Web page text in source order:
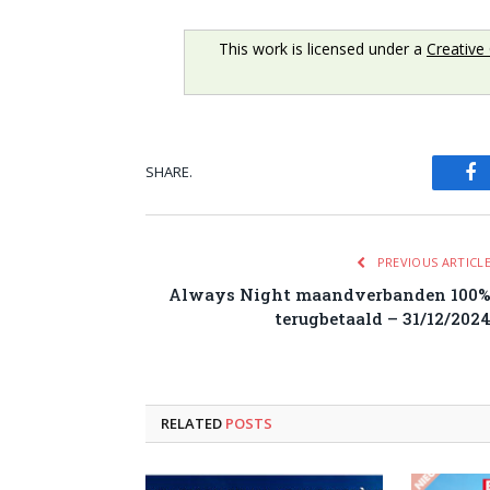
This work is licensed under a
SHARE.
PREVIOUS ARTICLE
Always Night maandverbanden 100%
terugbetaald – 31/12/2024
RELATED POSTS